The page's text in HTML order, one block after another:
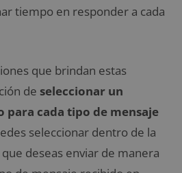
tiempo en responder a cada
que brindan estas
de seleccionar un
para cada tipo de mensaje
seleccionar dentro de la
deseas enviar de manera